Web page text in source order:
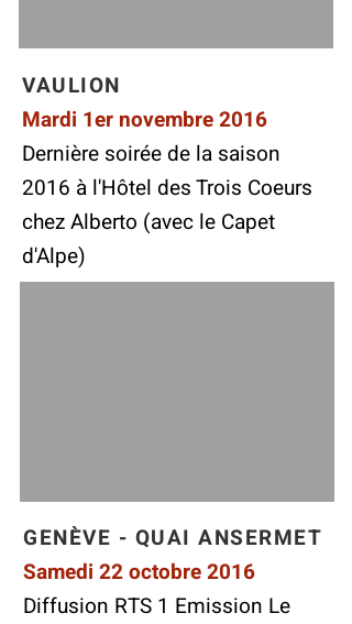
VAULION
Mardi 1er novembre 2016
Dernière soirée de la saison
2016 à l'Hôtel des Trois Coeurs
chez Alberto (avec le Capet
d'Alpe)
GENÈVE - QUAI ANSERMET
Samedi 22 octobre 2016
Diffusion RTS 1 Emission Le